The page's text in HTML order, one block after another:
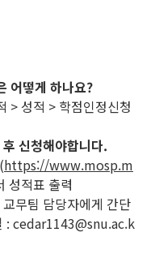
어떻게 하나요?
> 성적 > 학점인정신청
신청해야합니다.
(https://www.mosp.m
성적표 출력
무팀 담당자에게 간단
: cedar1143@snu.ac.k